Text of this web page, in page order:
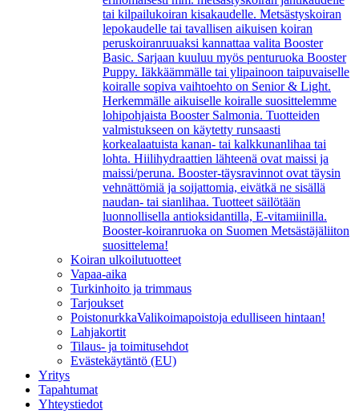
tai kilpailukoiran kisakaudelle. Metsästyskoiran
lepokaudelle tai tavallisen aikuisen koiran
peruskoiranruuaksi kannattaa valita Booster
Basic. Sarjaan kuuluu myös penturuoka Booster
Puppy. Iäkkäämmälle tai ylipainoon taipuvaiselle
koiralle sopiva vaihtoehto on Senior & Light.
Herkemmälle aikuiselle koiralle suosittelemme
lohipohjaista Booster Salmonia. Tuotteiden
valmistukseen on käytetty runsaasti
korkealaatuista kanan- tai kalkkunanlihaa tai
lohta. Hiilihydraattien lähteenä ovat maissi ja
maissi/peruna. Booster-täysravinnot ovat täysin
vehnättömiä ja soijattomia, eivätkä ne sisällä
naudan- tai sianlihaa. Tuotteet säilötään
luonnollisella antioksidantilla, E-vitamiinilla.
Booster-koiranruoka on Suomen Metsästäjäliiton
suosittelema!
Koiran ulkoilutuotteet
Vapaa-aika
Turkinhoito ja trimmaus
Tarjoukset
PoistonurkkaValikoimapoistoja edulliseen hintaan!
Lahjakortit
Tilaus- ja toimitusehdot
Evästekäytäntö (EU)
Yritys
Tapahtumat
Yhteystiedot